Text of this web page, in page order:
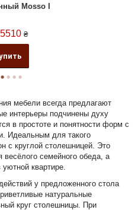
Mosso I
5510 ₴
мебели всегда предлагают
интерьеры подчинены духу
в простоте и понятности форм с
Идеальным для такого
с круглой столешницей. Это
семейного обеда, а
квартире.
у предложенного стола
натуральные
круг столешницы. При